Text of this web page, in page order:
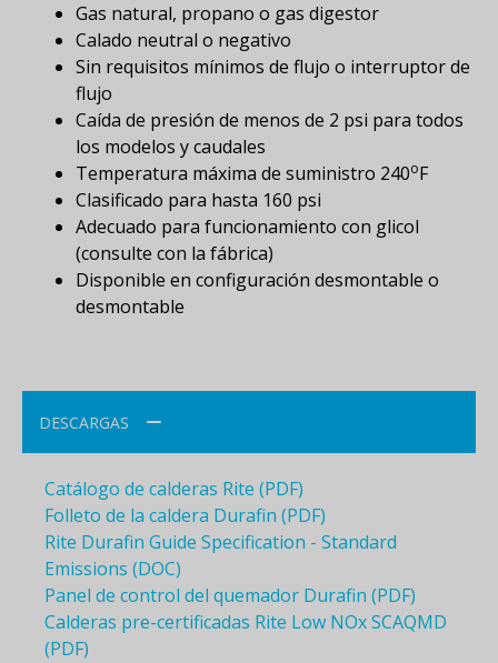
Gas natural, propano o gas digestor
Calado neutral o negativo
Sin requisitos mínimos de flujo o interruptor de
flujo
Caída de presión de menos de 2 psi para todos
los modelos y caudales
Temperatura máxima de suministro 240oF
Clasificado para hasta 160 psi
Adecuado para funcionamiento con glicol
(consulte con la fábrica)
Disponible en configuración desmontable o
desmontable
DESCARGAS
Catálogo de calderas Rite (PDF)
Folleto de la caldera Durafin (PDF)
Rite Durafin Guide Specification - Standard
Emissions (DOC)
Panel de control del quemador Durafin (PDF)
Calderas pre-certificadas Rite Low NOx SCAQMD
(PDF)